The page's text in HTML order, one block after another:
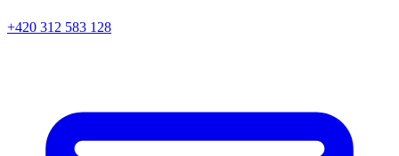
+420 312 583 128